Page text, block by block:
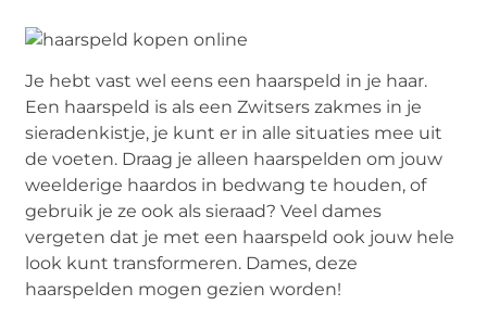
Je hebt vast wel eens een haarspeld in je haar.
Een haarspeld is als een Zwitsers zakmes in je
sieradenkistje, je kunt er in alle situaties mee uit
de voeten. Draag je alleen haarspelden om jouw
weelderige haardos in bedwang te houden, of
gebruik je ze ook als sieraad? Veel dames
vergeten dat je met een haarspeld ook jouw hele
look kunt transformeren. Dames, deze
haarspelden mogen gezien worden!